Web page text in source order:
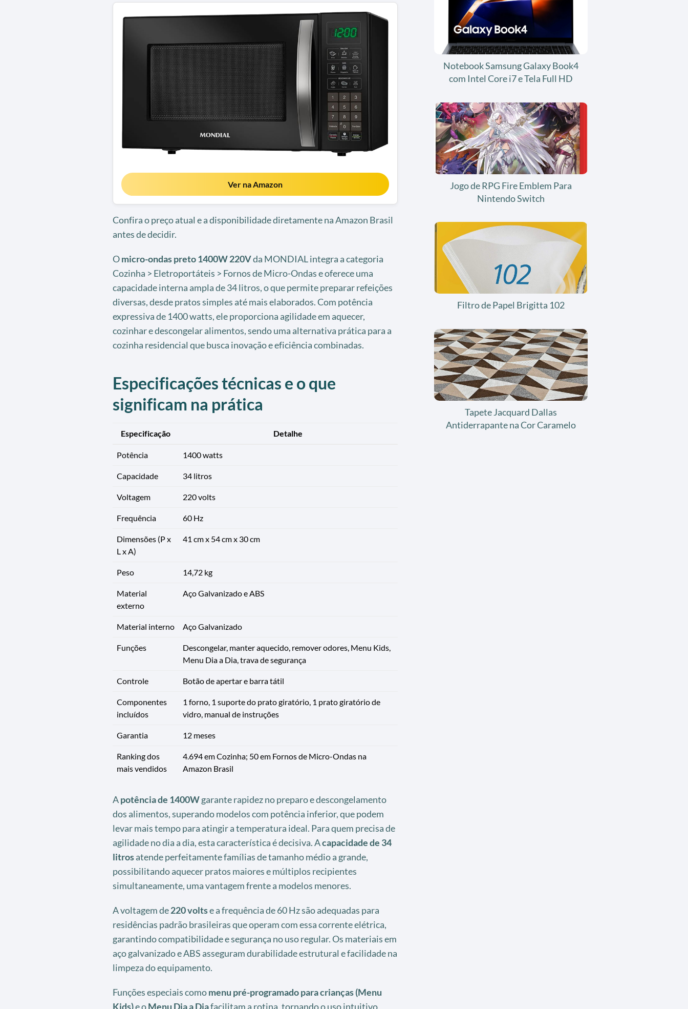
Ver na Amazon
Confira o preço atual e a disponibilidade diretamente na Amazon Brasil
antes de decidir.
Omicro-ondas preto 1400W 220Vda MONDIAL integra a categoria
Cozinha > Eletroportáteis > Fornos de Micro-Ondas e oferece uma
capacidade interna ampla de 34 litros, o que permite preparar refeições
diversas, desde pratos simples até mais elaborados. Com potência
expressiva de 1400 watts, ele proporciona agilidade em aquecer,
cozinhar e descongelar alimentos, sendo uma alternativa prática para a
cozinha residencial que busca inovação e eficiência combinadas.
Especificações técnicas e o que
significam na prática
Especificação Detalhe
Potência 1400 watts
Capacidade 34 litros
Voltagem 220 volts
Frequência 60 Hz
Dimensões (P x
L x A)
41 cm x 54 cm x 30 cm
Peso 14,72 kg
Material
externo
Aço Galvanizado e ABS
Material interno Aço Galvanizado
Funções
Descongelar, manter aquecido, remover odores, Menu Kids,
Menu Dia a Dia, trava de segurança
Controle Botão de apertar e barra tátil
Componentes
incluídos
1 forno, 1 suporte do prato giratório, 1 prato giratório de
vidro, manual de instruções
Garantia 12 meses
Ranking dos
mais vendidos
4.694 em Cozinha; 50 em Fornos de Micro-Ondas na
Amazon Brasil
Apotência de 1400Wgarante rapidez no preparo e descongelamento
dos alimentos, superando modelos com potência inferior, que podem
levar mais tempo para atingir a temperatura ideal. Para quem precisa de
agilidade no dia a dia, esta característica é decisiva. Acapacidade de 34
litrosatende perfeitamente famílias de tamanho médio a grande,
possibilitando aquecer pratos maiores e múltiplos recipientes
simultaneamente, uma vantagem frente a modelos menores.
A voltagem de220 voltse a frequência de 60 Hz são adequadas para
residências padrão brasileiras que operam com essa corrente elétrica,
garantindo compatibilidade e segurança no uso regular. Os materiais em
aço galvanizado e ABS asseguram durabilidade estrutural e facilidade na
limpeza do equipamento.
Funções especiais comomenu pré-programado para crianças (Menu
Kids)e oMenu Dia a Diafacilitam a rotina, tornando o uso intuitivo
Notebook Samsung Galaxy Book4
com Intel Core i7 e Tela Full HD
Jogo de RPG Fire Emblem Para
Nintendo Switch
Filtro de Papel Brigitta 102
Tapete Jacquard Dallas
Antiderrapante na Cor Caramelo